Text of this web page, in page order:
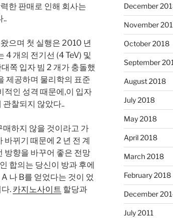
한 판매로 인해 회사는
..
으며 첫 실행은 2010 년
4 개의 전기선 (4 TeV) 및
쪽 입자 빔 2 개가 충돌했
제공하며 물리학의 표준
적인 성격 때문에,이 입자
찰되지 않았다..
하지 않을 것이라고 가
뀌기 때문에 2 년 전 계
방향을 바꾸어 좋은 전망
합의는 당신이 방과 후에
나 B를 얻었다는 것이 었
. 카지노사이트 할당과
December
November
October 2018
September
August 2018
July 2018
May 2018
April 2018
March 2018
February 2018
December
July 2011